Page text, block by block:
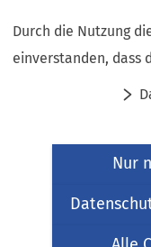
Durch die Nutzung
einverstanden, dass
Nur
Inhalt anspringen